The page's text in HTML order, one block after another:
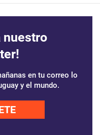
nuestro
en tu correo lo
y el mundo.